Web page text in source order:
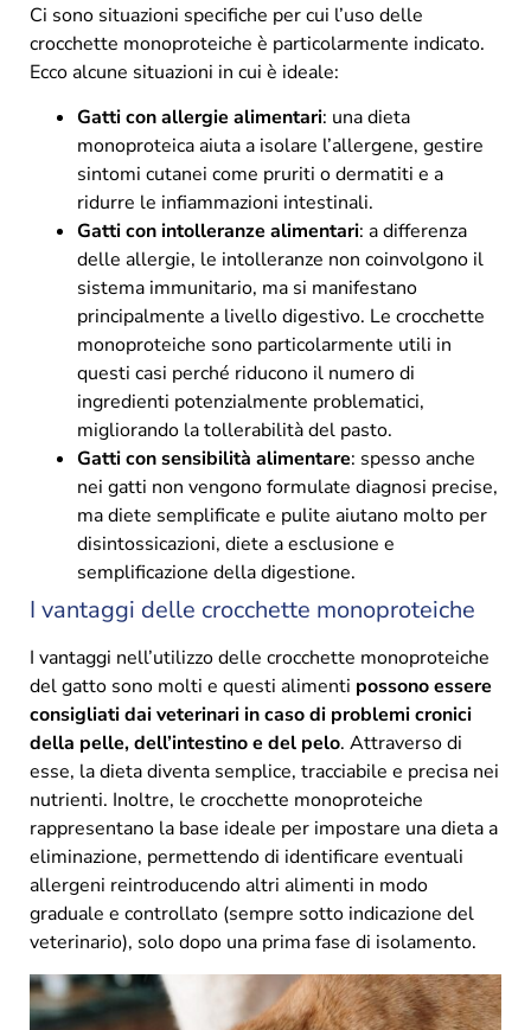
Ci sono situazioni specifiche per cui l’uso delle
crocchette monoproteiche è particolarmente indicato.
Ecco alcune situazioni in cui è ideale:
Gatti con allergie alimentari: una dieta
monoproteica aiuta a isolare l’allergene, gestire
sintomi cutanei come pruriti o dermatiti e a
ridurre le infiammazioni intestinali.
Gatti con intolleranze alimentari: a differenza
delle allergie, le intolleranze non coinvolgono il
sistema immunitario, ma si manifestano
principalmente a livello digestivo. Le crocchette
monoproteiche sono particolarmente utili in
questi casi perché riducono il numero di
ingredienti potenzialmente problematici,
migliorando la tollerabilità del pasto.
Gatti con sensibilità alimentare: spesso anche
nei gatti non vengono formulate diagnosi precise,
ma diete semplificate e pulite aiutano molto per
disintossicazioni, diete a esclusione e
semplificazione della digestione.
I vantaggi delle crocchette monoproteiche
I vantaggi nell’utilizzo delle crocchette monoproteiche
del gatto sono molti e questi alimenti possono essere
consigliati dai veterinari in caso di problemi cronici
della pelle, dell’intestino e del pelo. Attraverso di
esse, la dieta diventa semplice, tracciabile e precisa nei
nutrienti. Inoltre, le crocchette monoproteiche
rappresentano la base ideale per impostare una dieta a
eliminazione, permettendo di identificare eventuali
allergeni reintroducendo altri alimenti in modo
graduale e controllato (sempre sotto indicazione del
veterinario), solo dopo una prima fase di isolamento.